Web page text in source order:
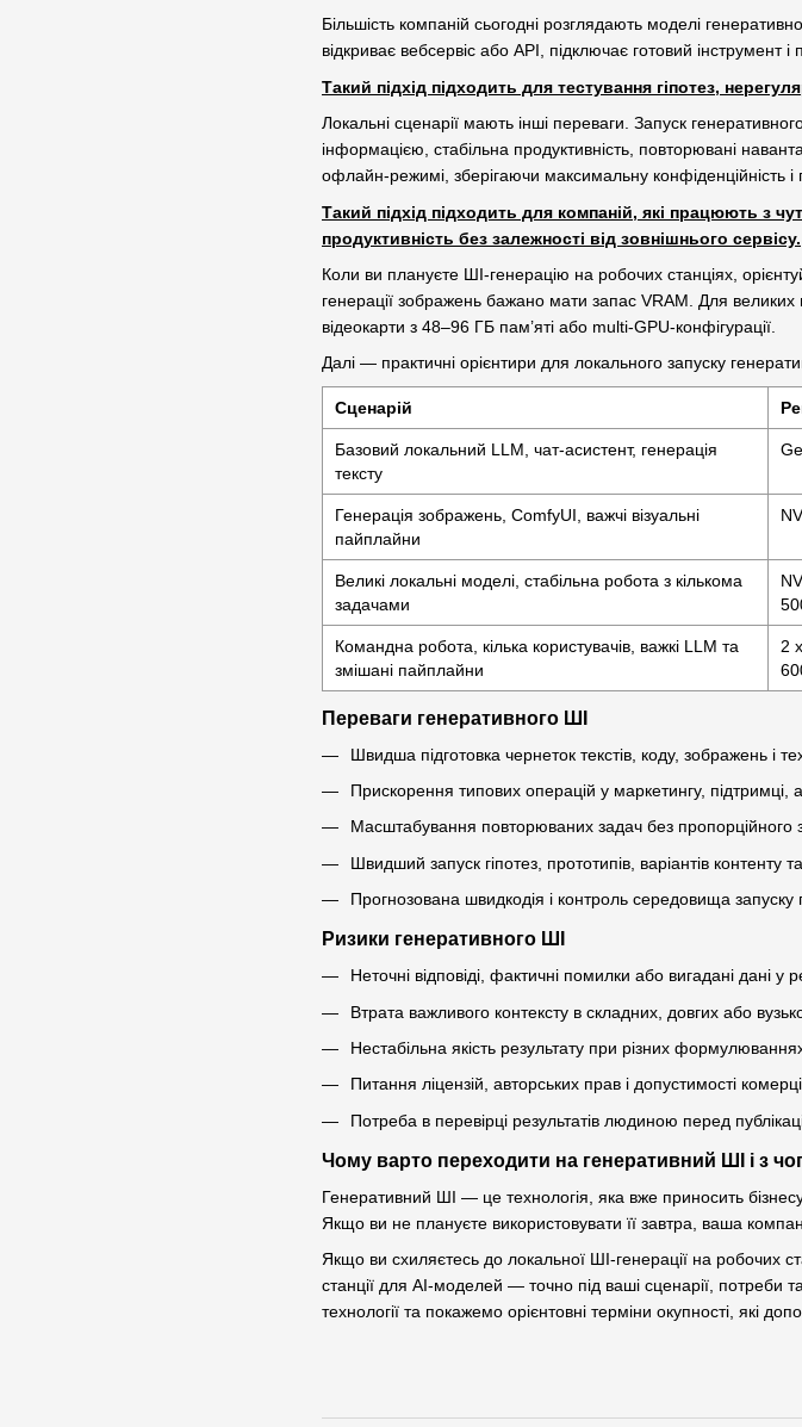
Більшість компаній сьогодні розглядають моделі
відкриває вебсервіс або API, підключає готовий інструмент
Такий підхід підходить для тестування гіпотез,
Локальні сценарії мають інші переваги. Запуск
інформацією, стабільна продуктивність, повторювані
офлайн-режимі, зберігаючи максимальну конфіденційність
Такий підхід підходить для компаній, які працюють з
продуктивність без залежності від зовнішнього сервісу.
Коли ви плануєте ШІ-генерацію на робочих станціях,
генерації зображень бажано мати запас VRAM. Для великих
відеокарти з 48–96 ГБ пам’яті або multi-GPU-конфігурації.
Далі — практичні орієнтири для локального запуску
Сценарій
Базовий локальний LLM, чат-асистент, генерація
тексту
Генерація зображень, ComfyUI, важчі візуальні
пайплайни
Великі локальні моделі, стабільна робота з кількома
задачами
Командна робота, кілька користувачів, важкі LLM та
змішані пайплайни
2
Переваги генеративного ШІ
Швидша підготовка чернеток текстів, коду, зображень і
Прискорення типових операцій у маркетингу, підтримці,
Масштабування повторюваних задач без пропорційного
Швидший запуск гіпотез, прототипів, варіантів контенту та
Прогнозована швидкодія і контроль середовища запуску
Ризики генеративного ШІ
Неточні відповіді, фактичні помилки або вигадані дані у
Втрата важливого контексту в складних, довгих або
Нестабільна якість результату при різних
Питання ліцензій, авторських прав і допустимості
Потреба в перевірці результатів людиною перед
Чому варто переходити на генеративний ШІ і з
Генеративний ШІ — це технологія, яка вже приносить
Якщо ви не плануєте використовувати її завтра, ваша
Якщо ви схиляєтесь до локальної ШІ-генерації на робочих
станції для AI-моделей — точно під ваші сценарії, потреби
технології та покажемо орієнтовні терміни окупності, які